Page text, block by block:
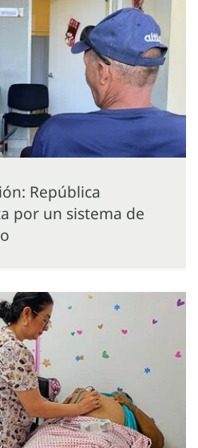
República
por un sistema de